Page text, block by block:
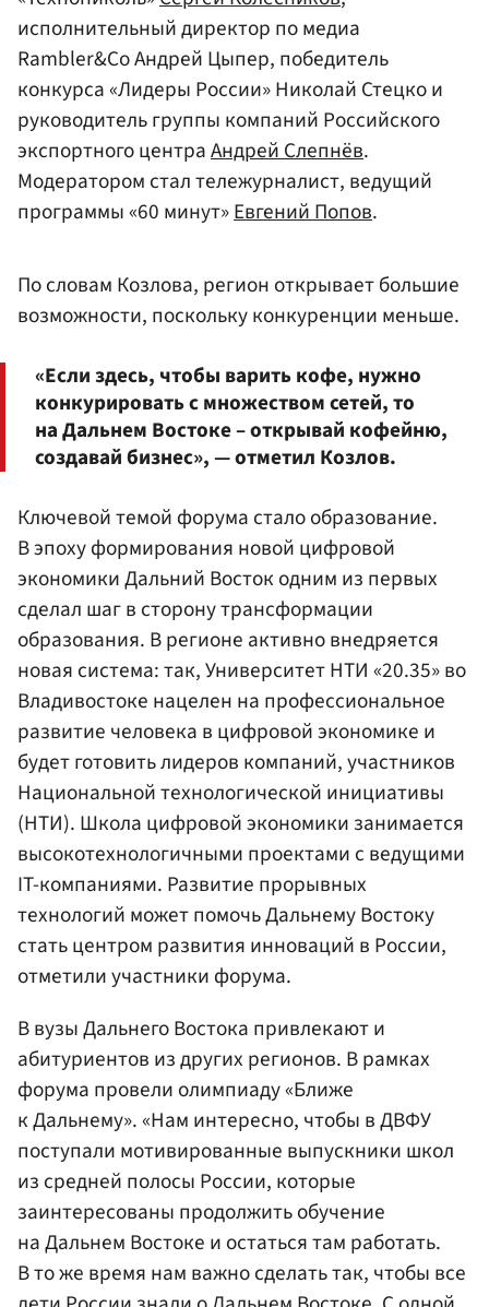
исполнительный директор по медиа
Rambler&Co Андрей Цыпер, победитель
конкурса «Лидеры России» Николай Стецко и
руководитель группы компаний Российского
экспортного центраАндрей Слепнёв.
Модератором стал тележурналист, ведущий
программы «60 минут»Евгений Попов.
По словам Козлова, регион открывает большие
возможности, поскольку конкуренции меньше.
«Если здесь, чтобы варить кофе, нужно
конкурировать с множеством сетей, то
на Дальнем Востоке – открывай кофейню,
создавай бизнес», — отметил Козлов.
Ключевой темой форума стало образование.
В эпоху формирования новой цифровой
экономики Дальний Восток одним из первых
сделал шаг в сторону трансформации
образования. В регионе активно внедряется
новая система: так, Университет НТИ «20.35» во
Владивостоке нацелен на профессиональное
развитие человека в цифровой экономике и
будет готовить лидеров компаний, участников
Национальной технологической инициативы
(НТИ). Школа цифровой экономики занимается
высокотехнологичными проектами с ведущими
IT-компаниями. Развитие прорывных
технологий может помочь Дальнему Востоку
стать центром развития инноваций в России,
отметили участники форума.
В вузы Дальнего Востока привлекают и
абитуриентов из других регионов. В рамках
форума провели олимпиаду «Ближе
к Дальнему». «Нам интересно, чтобы в ДВФУ
поступали мотивированные выпускники школ
из средней полосы России, которые
заинтересованы продолжить обучение
на Дальнем Востоке и остаться там работать.
В то же время нам важно сделать так, чтобы все